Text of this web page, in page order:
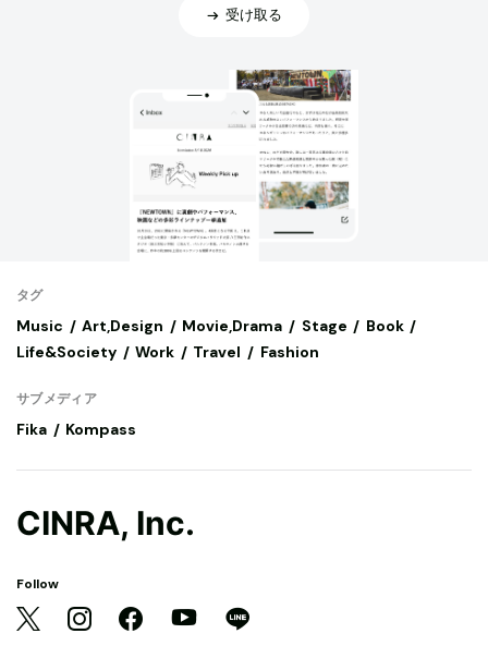
受け取る
タグ
Music Art,Design Movie,Drama Stage
Book
Life&Society
Work Travel Fashion
サブメディア
Fika Kompass
CINRA, Inc.
Follow